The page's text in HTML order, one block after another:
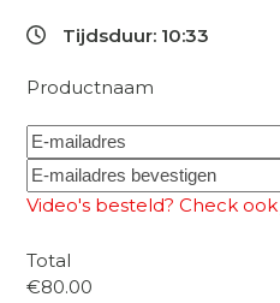
Tijdsduur: 10:33
Productnaam
E-
mailadres*
E-
mailadres
E-
bevestigen
Video's besteld? Check
Total
€80.00